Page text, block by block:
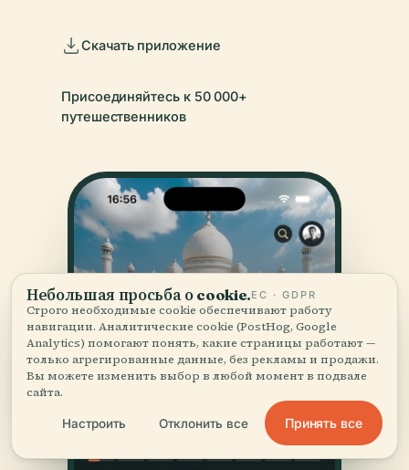
Скачать приложение
Присоединяйтесь к 50 000+
путешественников
Небольшая просьба о cookie.ЕС · GDPR
Строго необходимые cookie обеспечивают работу
навигации. Аналитические cookie (PostHog, Google
Analytics) помогают понять, какие страницы работают —
только агрегированные данные, без рекламы и продажи.
Вы можете изменить выбор в любой момент в подвале
сайта.
Настроить Отклонить все Принять все